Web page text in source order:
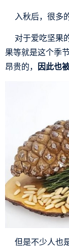
入秋后，很多
对于爱吃坚果
果等就是这个季
昂贵的，
因此也
但是不少人也